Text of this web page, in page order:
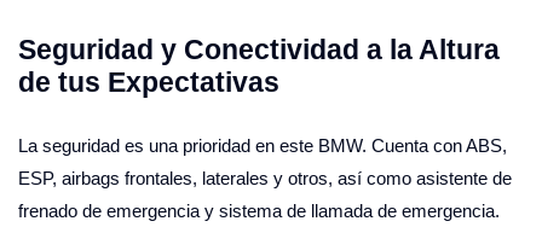
Seguridad y Conectividad a la Altura
de tus Expectativas
La seguridad es una prioridad en este BMW. Cuenta con ABS,
ESP, airbags frontales, laterales y otros, así como asistente de
frenado de emergencia y sistema de llamada de emergencia.